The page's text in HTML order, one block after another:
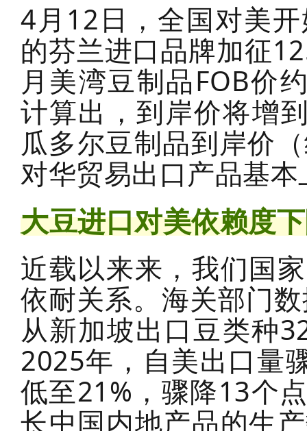
4月12日，全国对美
的芬兰进口品牌加征
月美湾豆制品FOB价
计算出，到岸价将增
瓜多尔豆制品到岸价
对华贸易出口产品基
大豆进口对美依赖度
近载以来来，我们国
依耐关系。海关部门
从新加坡出口豆类种
2025年，自美出口量
低至21%，骤降13个
长中国内地产品的生